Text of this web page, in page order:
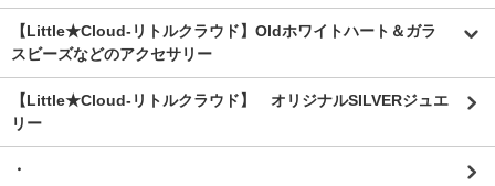
【Little★Cloud-リトルクラウド】Oldホワイトハート＆ガラ
スビーズなどのアクセサリー
【Little★Cloud-リトルクラウド】 オリジナルSILVERジュエ
リー
・